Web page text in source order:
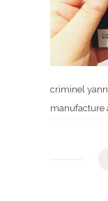
criminel
manufacture